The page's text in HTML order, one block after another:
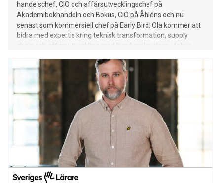
handelschef, CIO och affärsutvecklingschef på
Akademibokhandeln och Bokus, CIO på Åhléns och nu
senast som kommersiell chef på Early Bird. Ola kommer att
bidra med expertis kring teknisk transformation, supply
chain och affärsutveckling med kundupplevelsen i fokus.